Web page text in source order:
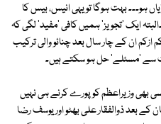
ہو۔۔۔ بہت ہوگا تو یہی انیس، بیس کا
ایک 'تجویز' ہمیں کافی 'مفید' لگی کہ
ازکم ان کے چار سال بعد چنائو والی ترکیب
سے 'مسئلے' حل ہو سکتے ہیں۔
بھی وزیراعظم کو پورے کرنے ہی نہیں
بعد ذوالفقار علی بھٹو اور یوسف رضا